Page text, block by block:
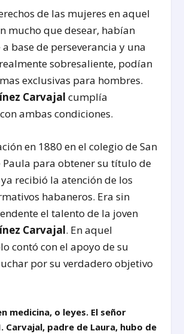
de las mujeres en aquel
mucho que desear, habían
base de perseverancia y una
sobresaliente, podían
exclusivas para hombres.
Carvajal cumplía
ambas condiciones.
en 1880 en el colegio de San
Paula para obtener su título de
recibió la atención de los
habaneros. Era sin
el talento de la joven
Carvajal. En aquel
contó con el apoyo de su
por su verdadero objetivo
medicina, o leyes. El señor
Carvajal, padre de Laura, hubo de